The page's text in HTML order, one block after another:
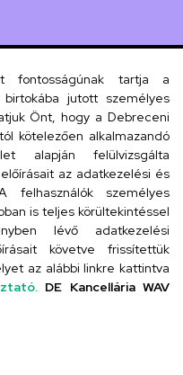
utca 33.
fontosságúnak tartja a
jutott személyes
Önt, hogy a Debreceni
kötelezően alkalmazandó
alapján felülvizsgálta
az adatkezelési és
felhasználók személyes
is teljes körültekintéssel
lévő adatkezelési
követve frissítettük
az alábbi linkre kattintva
DE Kancellária WAV